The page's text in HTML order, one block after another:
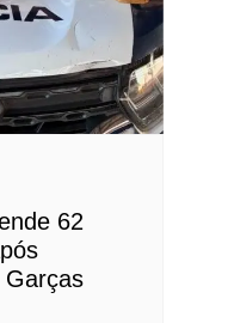
62
Garças